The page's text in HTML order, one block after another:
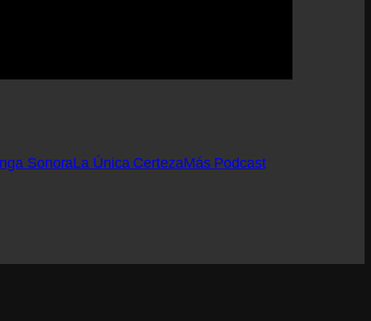
SonoraLa Única CertezaMás Podcast